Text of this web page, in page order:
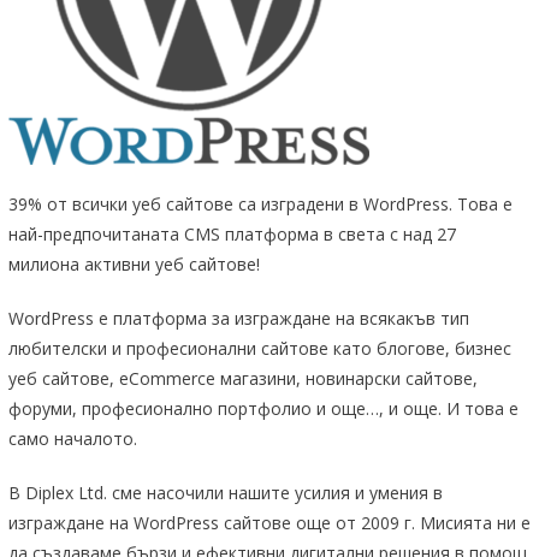
39% от всички уеб сайтове са изградени в WordPress. Това е
най-предпочитаната CMS платформа в света с над 27
милиона активни уеб сайтове!
WordPress е платформа за изграждане на всякакъв тип
любителски и професионални сайтове като блогове, бизнес
уеб сайтове, eCommerce магазини, новинарски сайтове,
форуми, професионално портфолио и още…, и още. И това е
само началото.
В Diplex Ltd. сме насочили нашите усилия и умения в
изграждане на WordPress сайтове още от 2009 г. Мисията ни е